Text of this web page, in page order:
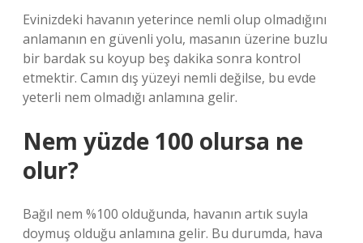
Evinizdeki havanın yeterince nemli olup olmadığını
anlamanın en güvenli yolu, masanın üzerine buzlu
bir bardak su koyup beş dakika sonra kontrol
etmektir. Camın dış yüzeyi nemli değilse, bu evde
yeterli nem olmadığı anlamına gelir.
Nem yüzde 100 olursa ne
olur?
Bağıl nem %100 olduğunda, havanın artık suyla
doymuş olduğu anlamına gelir. Bu durumda, hava